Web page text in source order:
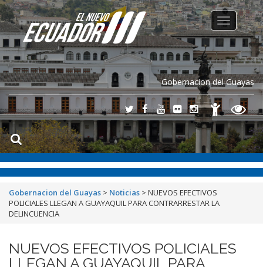
Gobernacion del Guayas
Toggle
navigation
Gobernacion del Guayas > Noticias > NUEVOS EFECTIVOS
POLICIALES LLEGAN A GUAYAQUIL PARA CONTRARRESTAR LA
DELINCUENCIA
NUEVOS EFECTIVOS POLICIALES
LLEGAN A GUAYAQUIL PARA